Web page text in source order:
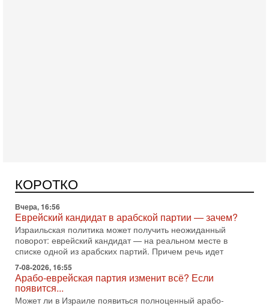
КОРОТКО
перед ожидаемым визитом премьер-министра Биньямина
Нетаниягу на Генассамблею ООН в сентябре. По
Вчера, 16:56
Еврейский кандидат в арабской партии — зачем?
Израильская политика может получить неожиданный
поворот: еврейский кандидат — на реальном месте в
списке одной из арабских партий. Причем речь идет
7-08-2026, 16:55
Арабо-еврейская партия изменит всё? Если
появится...
Может ли в Израиле появиться полноценный арабо-